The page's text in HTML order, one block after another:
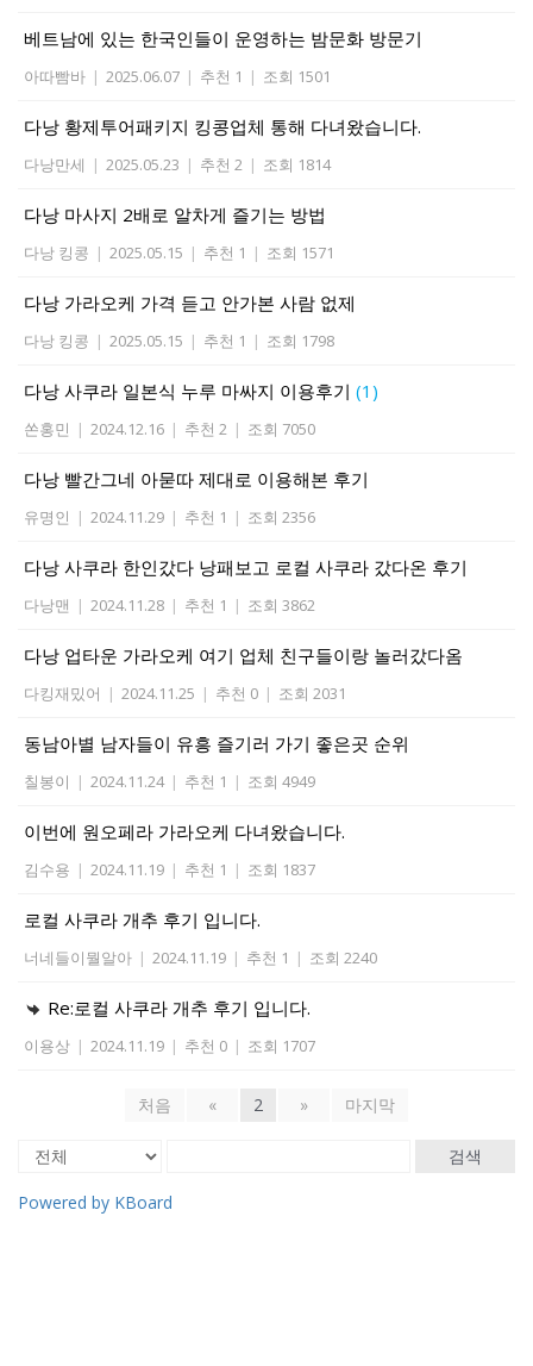
베트남에 있는 한국인들이 운영하는 밤문화 방문기
아따빰바 | 2025.06.07 | 추천 1 | 조회 1501
다낭 황제투어패키지 킹콩업체 통해 다녀왔습니다.
다낭만세 | 2025.05.23 | 추천 2 | 조회 1814
다낭 마사지 2배로 알차게 즐기는 방법
다낭 킹콩 | 2025.05.15 | 추천 1 | 조회 1571
다낭 가라오케 가격 듣고 안가본 사람 없제
다낭 킹콩 | 2025.05.15 | 추천 1 | 조회 1798
다낭 사쿠라 일본식 누루 마싸지 이용후기 (1)
쏜홍민 | 2024.12.16 | 추천 2 | 조회 7050
다낭 빨간그네 아묻따 제대로 이용해본 후기
유명인 | 2024.11.29 | 추천 1 | 조회 2356
다낭 사쿠라 한인갔다 낭패보고 로컬 사쿠라 갔다온 후기
다낭맨 | 2024.11.28 | 추천 1 | 조회 3862
다낭 업타운 가라오케 여기 업체 친구들이랑 놀러갔다옴
다킹재밌어 | 2024.11.25 | 추천 0 | 조회 2031
동남아별 남자들이 유흥 즐기러 가기 좋은곳 순위
칠봉이 | 2024.11.24 | 추천 1 | 조회 4949
이번에 원오페라 가라오케 다녀왔습니다.
김수용 | 2024.11.19 | 추천 1 | 조회 1837
로컬 사쿠라 개추 후기 입니다.
너네들이뭘알아 | 2024.11.19 | 추천 1 | 조회 2240
Re:로컬 사쿠라 개추 후기 입니다.
이용상 | 2024.11.19 | 추천 0 | 조회 1707
처음 « 2 » 마지막
검색
Powered by KBoard